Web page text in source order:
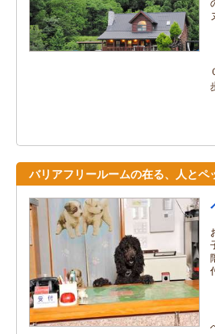
バリアフリールームの在る、人と